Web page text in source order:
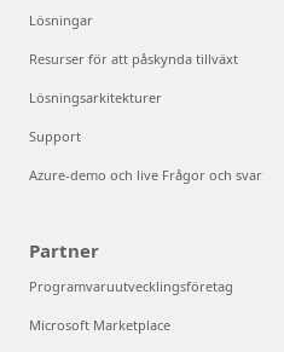
Lösningar
Resurser för att påskynda tillväxt
Lösningsarkitekturer
Support
Azure-demo och live Frågor och svar
Partner
Programvaruutvecklingsföretag
Microsoft Marketplace